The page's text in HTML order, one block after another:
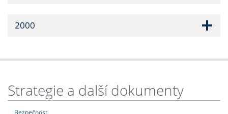
2000
Strategie a další dokumenty
Bezpečnost